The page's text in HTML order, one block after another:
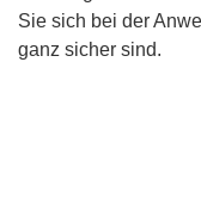
Sie sich bei der
ganz sicher sind.